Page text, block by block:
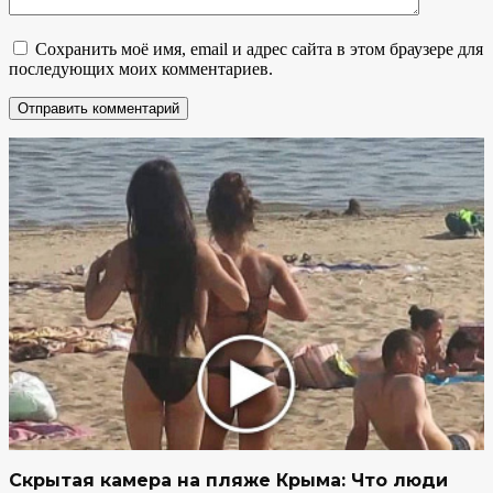
Сохранить моё имя, email и адрес сайта в этом браузере для
последующих моих комментариев.
Скрытая камера на пляже Крыма: Что люди